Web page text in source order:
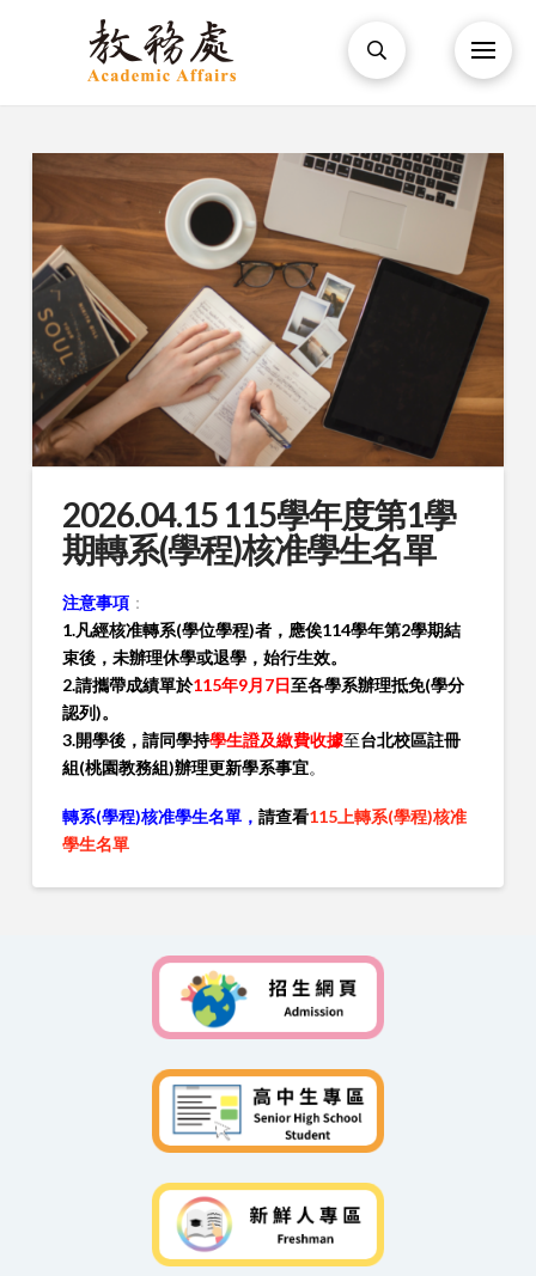
2026.04.15 115學年度第1學
期轉系(學程)核准學生名單
注意事項：
1.凡經核准轉系(學位學程)者，應俟114學年第2學期結
束後，未辦理休學或退學，始行生效。
2.請攜帶成績單於115年9月7日至各學系辦理抵免(學分
認列)。
3.開學後，請同學持學生證及繳費收據至台北校區註冊
組(桃園教務組)辦理更新學系事宜。
轉系(學程)核准學生名單， 請查看115上轉系(學程)核准
學生名單